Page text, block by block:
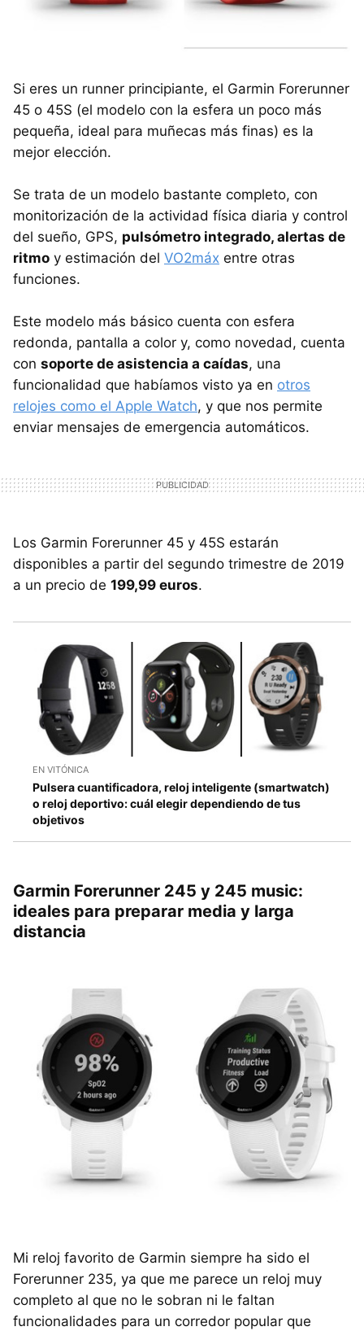
Si eres un runner principiante, el Garmin Forerunner
45 o 45S (el modelo con la esfera un poco más
pequeña, ideal para muñecas más finas) es la
mejor elección.
Se trata de un modelo bastante completo, con
monitorización de la actividad física diaria y control
del sueño, GPS, pulsómetro integrado, alertas de
ritmo y estimación del VO2máx entre otras
funciones.
Este modelo más básico cuenta con esfera
redonda, pantalla a color y, como novedad, cuenta
con soporte de asistencia a caídas, una
funcionalidad que habíamos visto ya en otros
relojes como el Apple Watch, y que nos permite
enviar mensajes de emergencia automáticos.
Los Garmin Forerunner 45 y 45S estarán
disponibles a partir del segundo trimestre de 2019
a un precio de 199,99 euros.
EN VITÓNICA
Pulsera cuantificadora, reloj inteligente (smartwatch)
o reloj deportivo: cuál elegir dependiendo de tus
objetivos
Garmin Forerunner 245 y 245 music:
ideales para preparar media y larga
distancia
Mi reloj favorito de Garmin siempre ha sido el
Forerunner 235, ya que me parece un reloj muy
completo al que no le sobran ni le faltan
funcionalidades para un corredor popular que